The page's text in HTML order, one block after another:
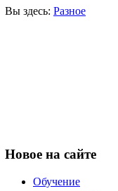
Вы здесь: Разное
Новое на сайте
Обучение